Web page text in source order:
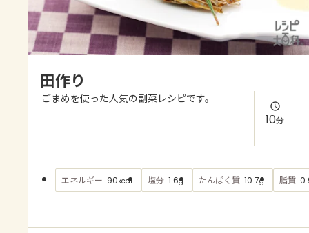
レシピ
よくあるお問い合わせ
AJINOMOTO PARK とは
田作り
ごまめを使った人気の副菜レシピです。
10分
エネルギー 90kcal 塩分 1.6g たんぱく質 10.7g 脂質